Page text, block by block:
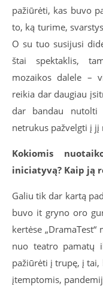
pažiūrėti, kas buvo
to, ką turime,
O su tuo susijusi
štai spektaklis,
mozaikos dalele –
reikia dar daugiau
dar bandau nutolti
netrukus pažvelgti į jį
Kokiomis
iniciatyvą? Kaip ją
Galiu tik dar kartą
buvo it gryno oro
kertėse
nuo teatro pamatų
pažiūrėti į trupę, į tai,
įtemptomis,